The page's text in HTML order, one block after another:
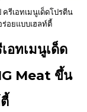
รีเอทเมนูเด็ดโปรตีน
อยแบบเฮลท์ตี้
อทเมนูเด็ด
Meat ขึ้น